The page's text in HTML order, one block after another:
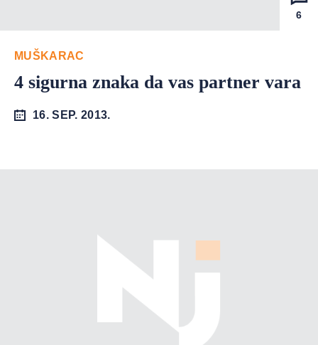
6
MUŠKARAC
4 sigurna znaka da vas partner vara
16. SEP. 2013.